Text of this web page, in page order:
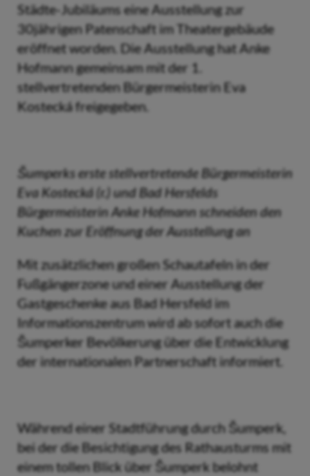
Städte-Jubiläums eine Ausstellung zur
30jährigen Patenschaft im Theatergebäude
eröffnet worden. Die Ausstellung hat Anke
Hofmann gemeinsam mit der 1.
stellvertretenden Bürgermeisterin Eva
Kostecká freigegeben.
Šumperks erste stellvertretende Bürgermeisterin
Eva Kostecká (r.) und Bad Hersfelds
Bürgermeisterin Anke Hofmann schneiden den
Kuchen zur Eröffnung der Ausstellung an
Mit zusätzlichen großen Schautafeln in der
Fußgängerzone und einer Ausstellung der
Gastgeschenke aus Bad Hersfeld im
Informationszentrum wird ab sofort auch die
Šumperker Bevölkerung über die Entwicklung
der internationalen Partnerschaft informiert.
Während einer Stadtführung durch Šumperk,
bei der die Besichtigung des Rathausturms mit
einem tollen Blick über Šumperk belohnt